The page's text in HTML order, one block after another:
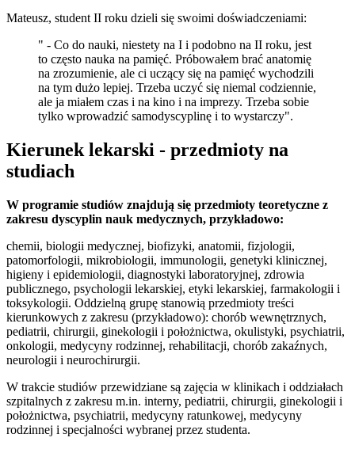
Mateusz, student II roku dzieli się swoimi doświadczeniami:
" - Co do nauki, niestety na I i podobno na II roku, jest
to często nauka na pamięć. Próbowałem brać anatomię
na zrozumienie, ale ci uczący się na pamięć wychodzili
na tym dużo lepiej. Trzeba uczyć się niemal codziennie,
ale ja miałem czas i na kino i na imprezy. Trzeba sobie
tylko wprowadzić samodyscyplinę i to wystarczy".
Kierunek lekarski - przedmioty na
studiach
W programie studiów znajdują się przedmioty teoretyczne z
zakresu dyscyplin nauk medycznych, przykładowo:
chemii, biologii medycznej, biofizyki, anatomii, fizjologii,
patomorfologii, mikrobiologii, immunologii, genetyki klinicznej,
higieny i epidemiologii, diagnostyki laboratoryjnej, zdrowia
publicznego, psychologii lekarskiej, etyki lekarskiej, farmakologii i
toksykologii. Oddzielną grupę stanowią przedmioty treści
kierunkowych z zakresu (przykładowo): chorób wewnętrznych,
pediatrii, chirurgii, ginekologii i położnictwa, okulistyki, psychiatrii,
onkologii, medycyny rodzinnej, rehabilitacji, chorób zakaźnych,
neurologii i neurochirurgii.
W trakcie studiów przewidziane są zajęcia w klinikach i oddziałach
szpitalnych z zakresu m.in. interny, pediatrii, chirurgii, ginekologii i
położnictwa, psychiatrii, medycyny ratunkowej, medycyny
rodzinnej i specjalności wybranej przez studenta.